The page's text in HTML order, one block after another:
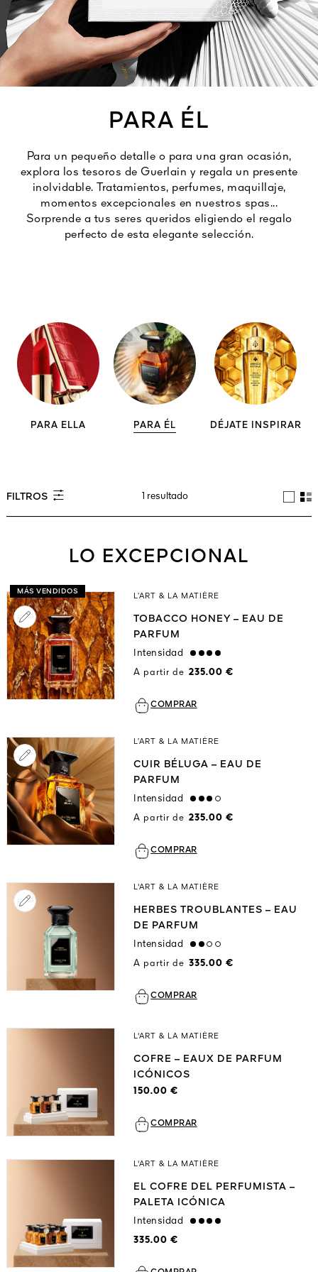
Ver todo
VIVA
PARA ÉL
Para un pequeño detalle o para una gran ocasión,
explora los tesoros de Guerlain y regala un presente
inolvidable. Tratamientos, perfumes, maquillaje,
momentos excepcionales en nuestros spas...
Sorprende a tus seres queridos eligiendo el regalo
perfecto de esta elegante selección.
PARA ELLA PARA ÉL DÉJATE INSPIRAR
FILTROS 1 resultado
LO EXCEPCIONAL
MÁS VENDIDOS
L’ART & LA MATIÈRE
TOBACCO HONEY – EAU DE
PARFUM
Intensidad
strong
A partir de 235.00 €
COMPRAR
L’ART & LA MATIÈRE
CUIR BÉLUGA – EAU DE
PARFUM
Intensidad
high
A partir de 235.00 €
COMPRAR
L'ART & LA MATIÈRE
HERBES TROUBLANTES – EAU
DE PARFUM
Intensidad
medium
A partir de 335.00 €
COMPRAR
L'ART & LA MATIÈRE
COFRE – EAUX DE PARFUM
ICÓNICOS
150.00 €
COMPRAR
L'ART & LA MATIÈRE
EL COFRE DEL PERFUMISTA –
PALETA ICÓNICA
Intensidad
strong
335.00 €